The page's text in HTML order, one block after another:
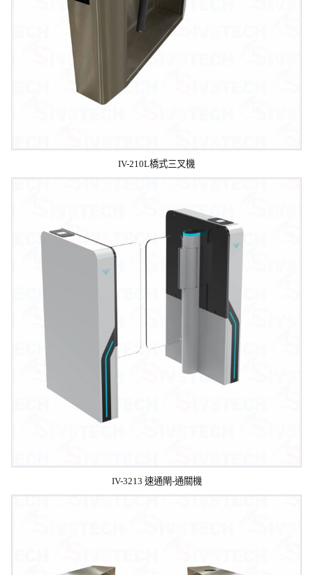
IV-210L橋式三叉機
IV-3213 速通閘-通關機